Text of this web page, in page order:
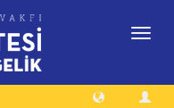
Geçiş